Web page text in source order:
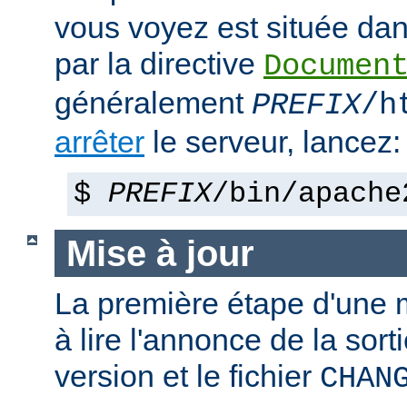
vous voyez est située
par la directive
généralement PREFIX/
arrêter le serveur, lancez:
$ PREFIX/bin/
Mise à jour
La première étape d'une
à lire l'annonce de la
version et le fichier